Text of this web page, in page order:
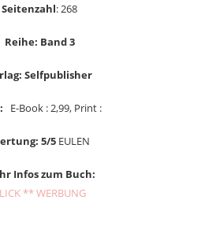
Seitenzahl: 268
Reihe: Band 3
Selfpublisher
E-Book : 2,99, Print :
5/5EULEN
Infos zum Buch:
** WERBUNG